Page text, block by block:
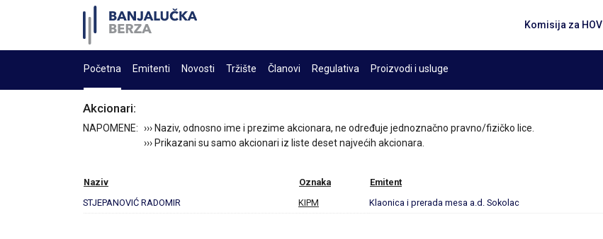
Komisija za HOV
Početna Emitenti Novosti Tržište Članovi Regulativa Proizvodi i usluge
Akcionari:
NAPOMENE: ››› Naziv, odnosno ime i prezime akcionara, ne određuje jednoznačno pravno/fizičko lice.
››› Prikazani su samo akcionari iz liste deset najvećih akcionara.
Naziv Oznaka Emitent
STJEPANOVIĆ RADOMIR
KIPM Klaonica i prerada mesa a.d. Sokolac